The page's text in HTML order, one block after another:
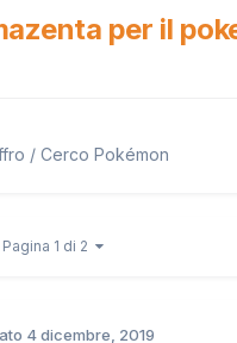
per il
/ Cerco Pokémon
Pagina 1 di 2
4 dicembre, 2019